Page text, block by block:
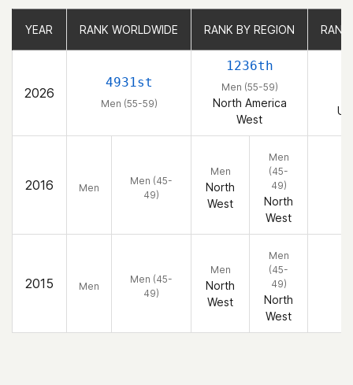
YEAR RANK WORLDWIDE RANK BY REGION
2026
4931st
Men (55-59)
1236th
Men (55-59)
North America
West
2016 Men
Men (45-
49)
Men
North
West
Men
(45-
49)
North
West
2015 Men
Men (45-
49)
Men
North
West
Men
(45-
49)
North
West
YEAR RANK WORLDWIDE RANK BY REGION